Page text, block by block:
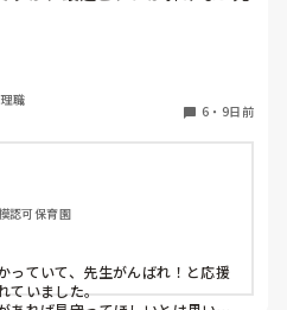
際に演奏が止まったり、弾き直
うがよい？と思うのですが、そ
ってよくわからなくなりまし
職
6 ・ 9日前
認可保育園
っていて、先生がんばれ！と応援
ていました。